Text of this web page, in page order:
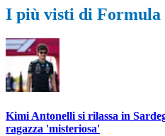
I più visti di Formula
Kimi Antonelli si rilassa in
ragazza 'misteriosa'